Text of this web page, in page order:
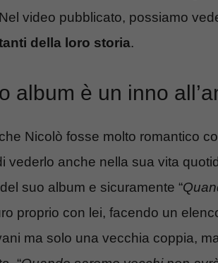
video pubblicato, possiamo
della loro storia.
album è un inno
Nicolò fosse molto romantico
vederlo anche nella sua vita
suo album e sicuramente “
proprio con lei, facendo un
ma solo una vecchia coppia,